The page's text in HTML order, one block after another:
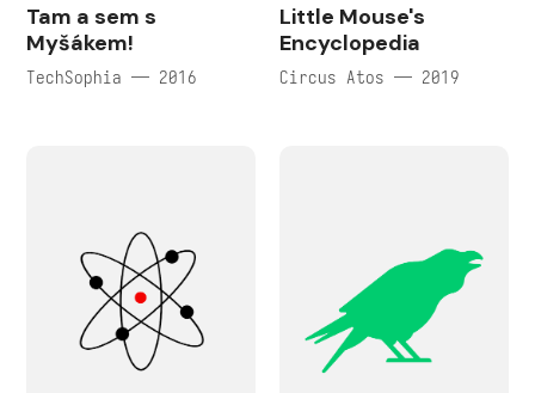
Tam a sem s
Myšákem!
TechSophia — 2016
Little Mouse's
Encyclopedia
Circus Atos — 2019